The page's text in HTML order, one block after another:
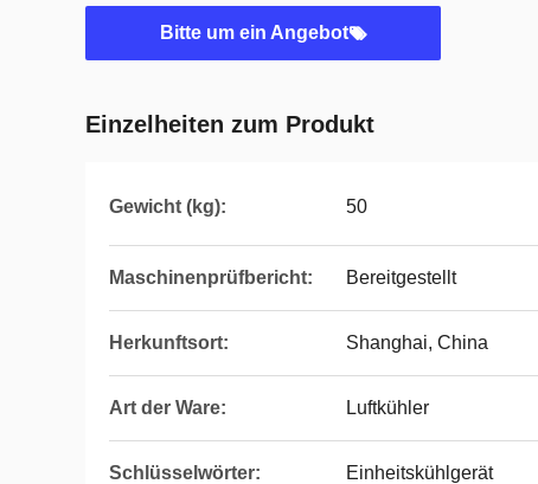
Bitte um ein Angebot
Einzelheiten zum Produkt
Gewicht (kg): 50
Maschinenprüfbericht: Bereitgestellt
Herkunftsort: Shanghai, China
Art der Ware: Luftkühler
Schlüsselwörter: Einheitskühlgerät